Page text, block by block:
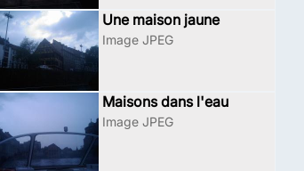
Une maison jaune
Image JPEG
Maisons dans l'eau
Image JPEG